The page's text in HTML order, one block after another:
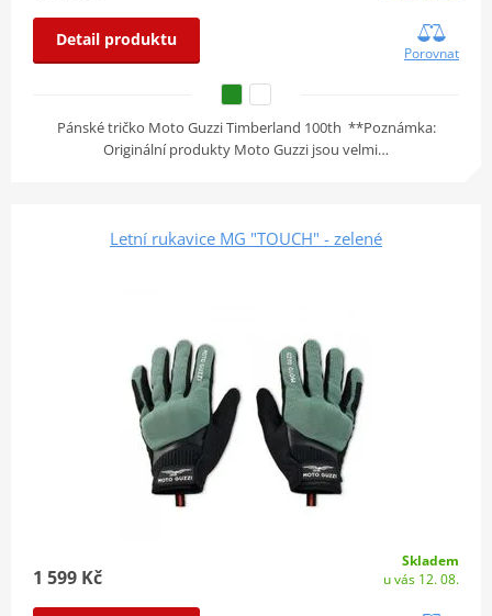
Detail produktu
Porovnat
Pánské tričko Moto Guzzi Timberland 100th **Poznámka:
Originální produkty Moto Guzzi jsou velmi…
Letní rukavice MG "TOUCH" - zelené
1 599 Kč
Skladem
u vás 12. 08.